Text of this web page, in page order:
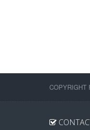
COPYRIGHT